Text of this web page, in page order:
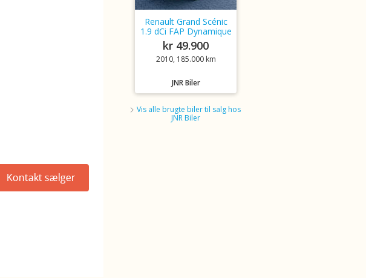
Renault Grand Scénic
1.9 dCi FAP Dynamique
kr 49.900
2010, 185.000 km
JNR Biler
Vis alle brugte biler til salg hos
JNR Biler